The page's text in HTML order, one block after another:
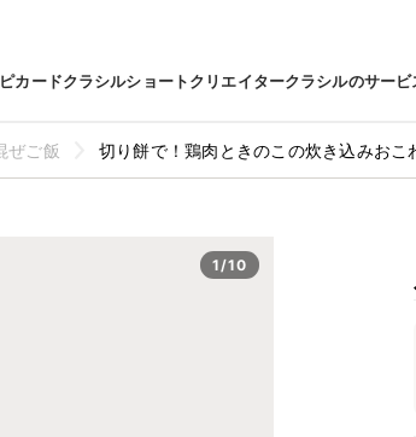
カードクラシルショートクリエイタークラシルのサービ
ぜご飯 切り餅で！鶏肉ときのこの炊き込みおこ
1/10